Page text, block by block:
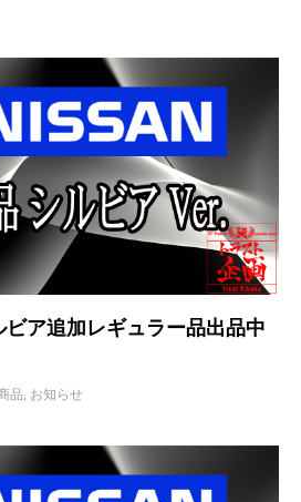
ア追加レギュラー品出品中
品, お知らせ